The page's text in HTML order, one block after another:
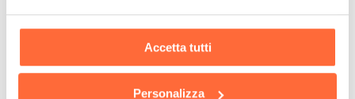
Accetta tutti
Personalizza